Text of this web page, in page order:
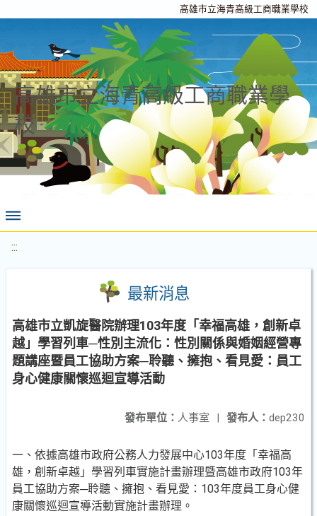
高雄市立海青高級工商職業學校
高雄市立海青高級工商職業學
校
:::
最新消息
高雄市立凱旋醫院辦理103年度「幸福高雄，創新卓
越」學習列車─性別主流化：性別關係與婚姻經營專
題講座暨員工協助方案─聆聽、擁抱、看見愛：員工
身心健康關懷巡迴宣導活動
發布人： dep230
發布單位： 人事室 |
一、依據高雄市政府公務人力發展中心103年度「幸福高
雄，創新卓越」學習列車實施計畫辦理暨高雄市政府103年
員工協助方案─聆聽、擁抱、看見愛：103年度員工身心健
康關懷巡迴宣導活動實施計畫辦理。